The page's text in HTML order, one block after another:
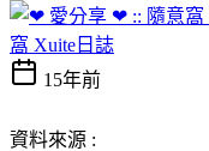
窩 Xuite日誌
15年前
資料來源 :